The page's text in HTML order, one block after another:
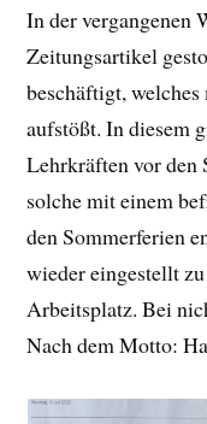
In der vergangenen
Zeitungsartikel
beschäftigt,
aufstößt. In diesem
Lehrkräften vor den
solche mit einem
den Sommerferien
wieder eingestellt
Arbeitsplatz. Bei
Nach dem Motto: